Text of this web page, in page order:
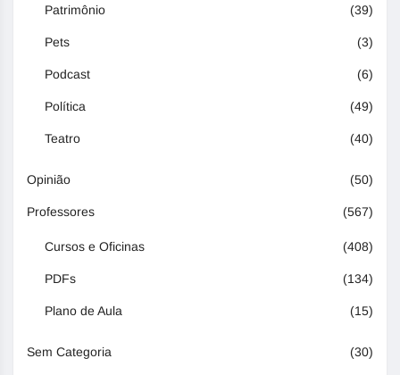
Patrimônio (39)
Pets (3)
Podcast (6)
Política (49)
Teatro (40)
Opinião (50)
Professores (567)
Cursos e Oficinas (408)
PDFs (134)
Plano de Aula (15)
Sem Categoria (30)